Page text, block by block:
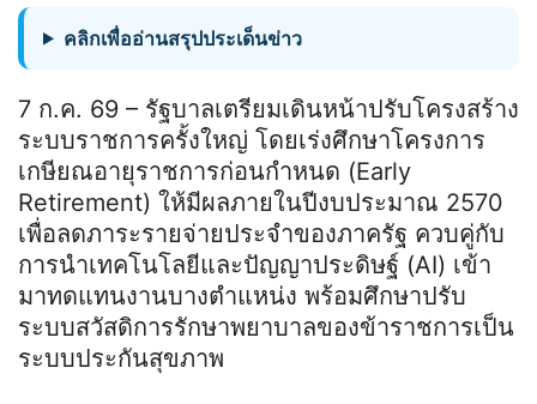
คลิกเพื่ออ่านสรุปประเด็นข่าว
7 ก.ค. 69 – รัฐบาลเตรียมเดินหน้าปรับโครงสร้าง
ระบบราชการครั้งใหญ่ โดยเร่งศึกษาโครงการ
เกษียณอายุราชการก่อนกำหนด (Early
Retirement) ให้มีผลภายในปีงบประมาณ 2570
เพื่อลดภาระรายจ่ายประจำของภาครัฐ ควบคู่กับ
การนำเทคโนโลยีและปัญญาประดิษฐ์ (AI) เข้า
มาทดแทนงานบางตำแหน่ง พร้อมศึกษาปรับ
ระบบสวัสดิการรักษาพยาบาลของข้าราชการเป็น
ระบบประกันสุขภาพ